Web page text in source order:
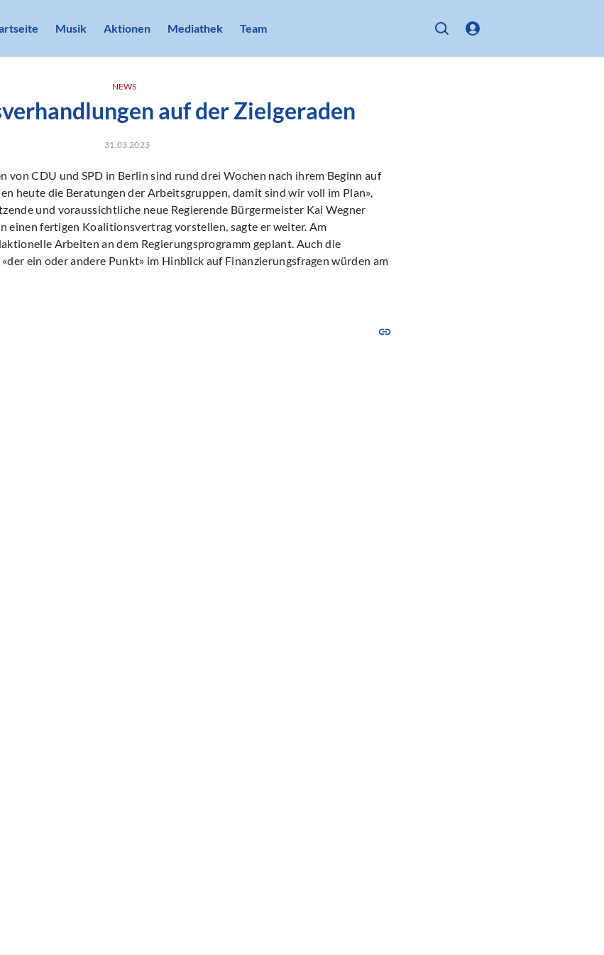
Musik Aktionen Mediathek Team
NEWS
auf der Zielgeraden
31.03.2023
von CDU und SPD in Berlin sind rund drei Wochen nach ihrem Beginn auf
heute die Beratungen der Arbeitsgruppen, damit sind wir voll im Plan»,
und voraussichtliche neue Regierende Bürgermeister Kai Wegner
einen fertigen Koalitionsvertrag vorstellen, sagte er weiter. Am
Arbeiten an dem Regierungsprogramm geplant. Auch die
ein oder andere Punkt» im Hinblick auf Finanzierungsfragen würden am